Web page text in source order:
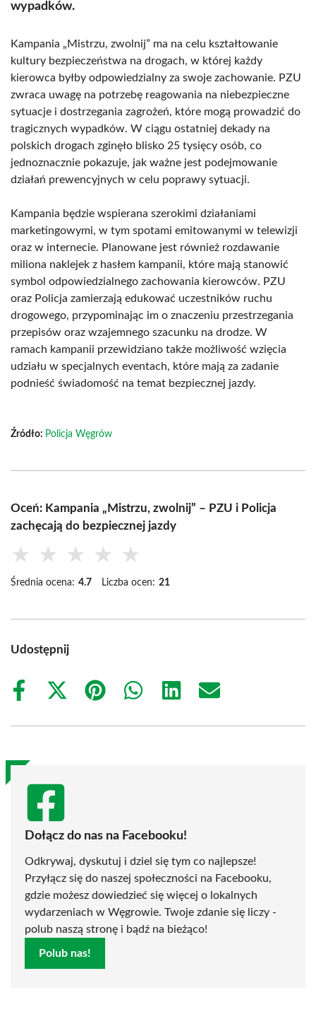
wypadków.
Kampania „Mistrzu, zwolnij” ma na celu kształtowanie
kultury bezpieczeństwa na drogach, w której każdy
kierowca byłby odpowiedzialny za swoje zachowanie. PZU
zwraca uwagę na potrzebę reagowania na niebezpieczne
sytuacje i dostrzegania zagrożeń, które mogą prowadzić do
tragicznych wypadków. W ciągu ostatniej dekady na
polskich drogach zginęło blisko 25 tysięcy osób, co
jednoznacznie pokazuje, jak ważne jest podejmowanie
działań prewencyjnych w celu poprawy sytuacji.
Kampania będzie wspierana szerokimi działaniami
marketingowymi, w tym spotami emitowanymi w telewizji
oraz w internecie. Planowane jest również rozdawanie
miliona naklejek z hasłem kampanii, które mają stanowić
symbol odpowiedzialnego zachowania kierowców. PZU
oraz Policja zamierzają edukować uczestników ruchu
drogowego, przypominając im o znaczeniu przestrzegania
przepisów oraz wzajemnego szacunku na drodze. W
ramach kampanii przewidziano także możliwość wzięcia
udziału w specjalnych eventach, które mają za zadanie
podnieść świadomość na temat bezpiecznej jazdy.
Źródło: Policja Węgrów
Oceń: Kampania „Mistrzu, zwolnij” – PZU i Policja
zachęcają do bezpiecznej jazdy
★ ★ ★ ★ ★
Średnia ocena: 4.7 Liczba ocen: 21
Udostępnij
Share
Share
(Twitter)
Share
Share
Share
Share
Dołącz do nas na Facebooku!
Odkrywaj, dyskutuj i dziel się tym co najlepsze!
Przyłącz się do naszej społeczności na Facebooku,
gdzie możesz dowiedzieć się więcej o lokalnych
wydarzeniach w Węgrowie. Twoje zdanie się liczy -
polub naszą stronę i bądź na bieżąco!
Polub nas!